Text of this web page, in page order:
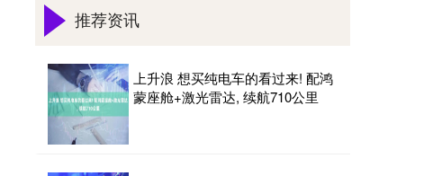
推荐资讯
上升浪 想买纯电车的看过来! 配鸿
蒙座舱+激光雷达, 续航710公里